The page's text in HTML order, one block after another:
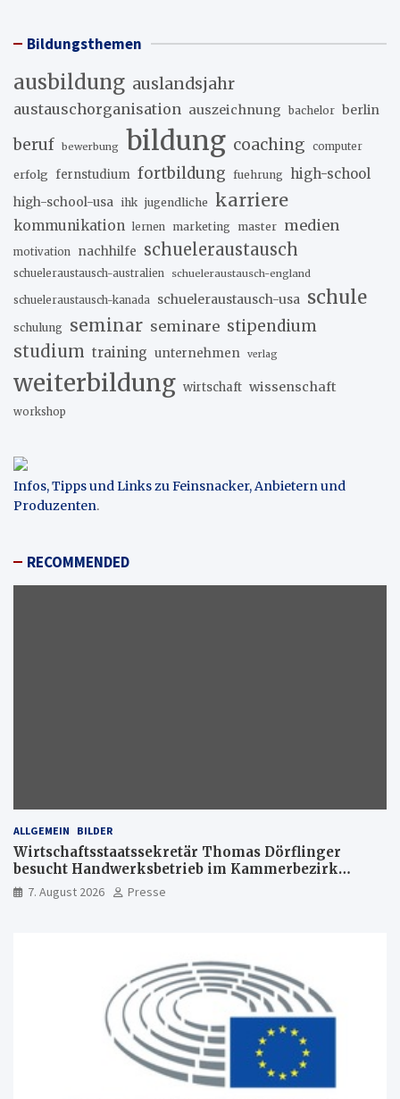
Bildungsthemen
ausbildung auslandsjahr
austauschorganisation auszeichnung bachelor berlin
beruf bewerbung bildung coaching computer
erfolg fernstudium fortbildung fuehrung high-school
high-school-usa ihk jugendliche karriere
kommunikation lernen marketing master medien
motivation nachhilfe schueleraustausch
schueleraustausch-australien schueleraustausch-england
schueleraustausch-kanada schueleraustausch-usa schule
schulung seminar seminare stipendium
studium training unternehmen verlag
weiterbildung wirtschaft wissenschaft
workshop
Infos, Tipps und Links zu Feinsnacker, Anbietern und
Produzenten.
RECOMMENDED
ALLGEMEIN BILDER
Wirtschaftsstaatssekretär Thomas Dörflinger
besucht Handwerksbetrieb im Kammerbezirk
Freiburg
7. August 2026 Presse